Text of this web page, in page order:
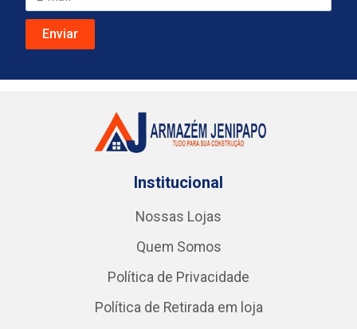
Institucional
Nossas Lojas
Quem Somos
Política de Privacidade
Política de Retirada em loja